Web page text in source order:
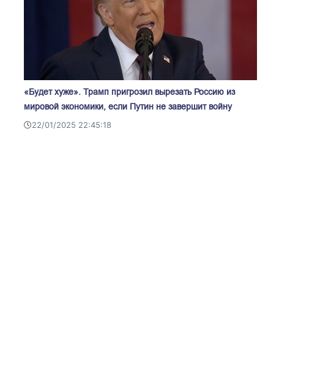
«Будет хуже». Трамп пригрозил вырезать Россию из
мировой экономики, если Путин не завершит войну
22/01/2025 22:45:18